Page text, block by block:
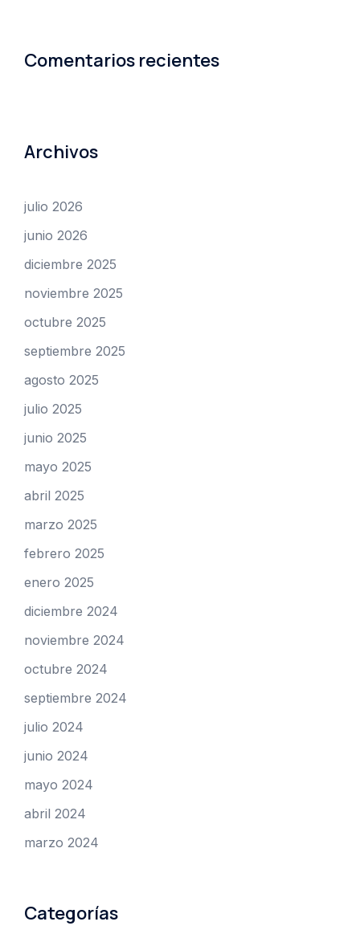
Comentarios recientes
Archivos
julio 2026
junio 2026
diciembre 2025
noviembre 2025
octubre 2025
septiembre 2025
agosto 2025
julio 2025
junio 2025
mayo 2025
abril 2025
marzo 2025
febrero 2025
enero 2025
diciembre 2024
noviembre 2024
octubre 2024
septiembre 2024
julio 2024
junio 2024
mayo 2024
abril 2024
marzo 2024
Categorías